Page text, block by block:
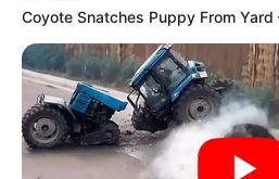
Coyote Snatches Puppy From